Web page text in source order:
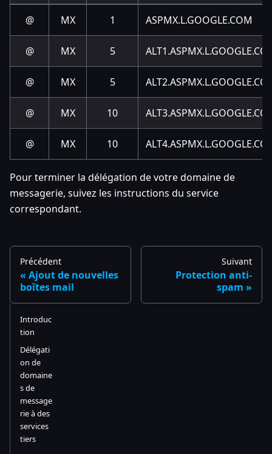
@ MX 1 ASPMX.L.GOOGLE.COM
@ MX 5
@ MX 5
@ MX 10
@ MX 10
Pour terminer la délégation de votre domaine de
messagerie, suivez les instructions du service
correspondant.
Précédent
Ajout de nouvelles
boîtes mail
Suivant
Protection anti-
spam
Introduc
tion
Délégati
on de
domaine
s de
message
rie à des
services
tiers